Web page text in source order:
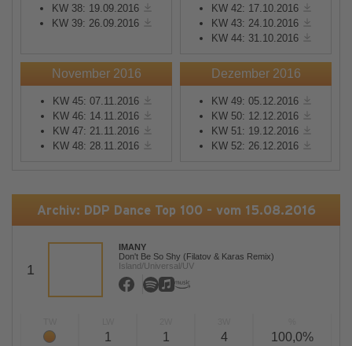
KW 38: 19.09.2016
KW 39: 26.09.2016
KW 42: 17.10.2016
KW 43: 24.10.2016
KW 44: 31.10.2016
November 2016
KW 45: 07.11.2016
KW 46: 14.11.2016
KW 47: 21.11.2016
KW 48: 28.11.2016
Dezember 2016
KW 49: 05.12.2016
KW 50: 12.12.2016
KW 51: 19.12.2016
KW 52: 26.12.2016
Archiv: DDP Dance Top 100 - vom 15.08.2016
1
IMANY
Don't Be So Shy (Filatov & Karas Remix)
Island/Universal/UV
1 1 4 100,0%